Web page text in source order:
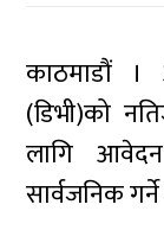
काठमाडौं ।
(डिभी)को
लागि
सार्वजनिक